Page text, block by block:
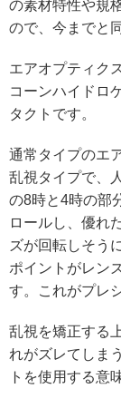
の素材特性や規
ので、今までと
エアオプティク
コーンハイドロ
タクトです。
通常タイプのエ
乱視タイプで、
の8時と4時の部
ロールし、優れ
ズが回転しそう
ポイントがレン
す。これがプレ
乱視を矯正する
れがズレてしま
トを使用する意